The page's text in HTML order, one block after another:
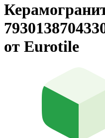
от Eurotile